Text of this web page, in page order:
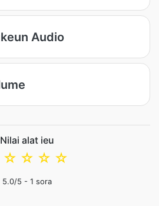
Audio
Nilai alat ieu
☆
☆
☆
☆
5.0/5 - 1 sora